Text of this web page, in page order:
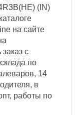
(IN)
на сайте
с
по
14
в
работы по